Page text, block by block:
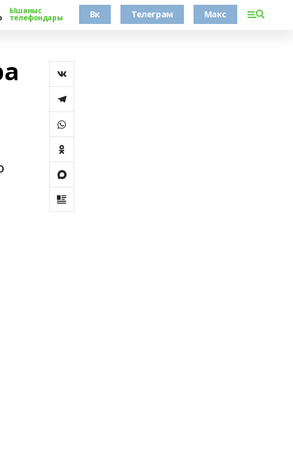
Ышаныс
телефондары Вк Телеграм Макс